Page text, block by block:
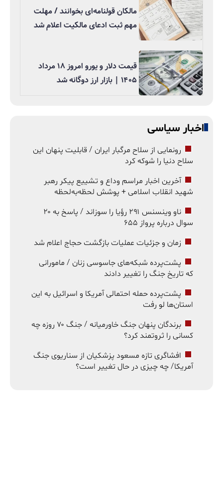
مالکان قولنامه‌ای بخوانند / مهلت
مهم ثبت ادعای مالکیت اعلام شد
قیمت دلار و یورو امروز ۱۸ مرداد
۱۴۰۵ | بازار ارز دوگانه شد
اخبار سیاسی
رونمایی از سلاح مرگبار ایران / قابلیت پنهان این
سلاح دنیا را شوکه کرد
آخرین اخبار مراسم وداع و تشییع پیکر رهبر
شهید انقلاب اسلامی + پوشش لحظه‌به‌لحظه
ناو وینسنس ۲۹۱ رؤیا را سوزاند / پاسخ به ۲۰
سوال درباره پرواز ۶۵۵
زمان و جزئیات عملیات بازگشت حجاج اعلام شد
پشت‌پرده شبکه‌های جاسوسی زنان / مامورانی
که تاریخ جنگ را تغییر دادند
پشت‌پرده حمله احتمالی آمریکا و اسرائیل به این
استان‌ها لو رفت
برندگان پنهان جنگ خاورمیانه / جنگ ۷۰ روزه چه
کسانی را ثروتمند کرد؟
افشاگری تازه مسعود پزشکیان از سناریوی جنگ
آمریکا/ چه چیزی در حال تغییر است؟